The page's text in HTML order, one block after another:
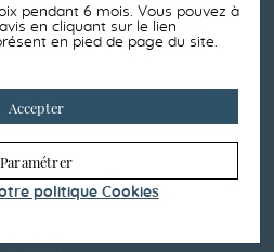
Courtrai
Kong
Londres
pendant 6 mois. Vous pouvez à
en cliquant sur le lien
en pied de page du site.
Accepter
Paramétrer
politique Cookies